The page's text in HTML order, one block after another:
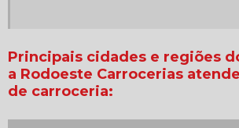
Carroceria graneleira para truck nova
Carroceria graneleira preço
Principais cidades e regiões
a Rodoeste Carrocerias
de carroceria: